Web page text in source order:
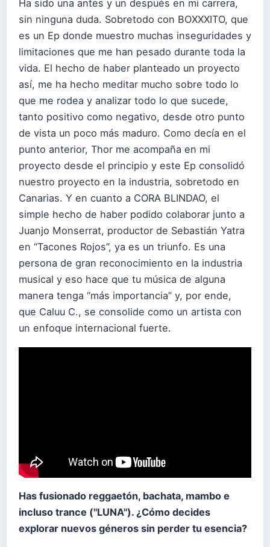
Ha sido una antes y un después en mi carrera,
sin ninguna duda. Sobretodo con BOXXXITO, que
es un Ep donde muestro muchas inseguridades y
limitaciones que me han pesado durante toda la
vida. El hecho de haber planteado un proyecto
así, me ha hecho meditar mucho sobre todo lo
que me rodea y analizar todo lo que sucede,
tanto positivo como negativo, desde otro punto
de vista un poco más maduro. Como decía en el
punto anterior, Thor me acompaña en mi
proyecto desde el principio y este Ep consolidó
nuestro proyecto en la industria, sobretodo en
Canarias. Y en cuanto a CORA BLINDAO, el
simple hecho de haber podido colaborar junto a
Juanjo Monserrat, productor de Sebastián Yatra
en “Tacones Rojos”, ya es un triunfo. Es una
persona de gran reconocimiento en la industria
musical y eso hace que tu música de alguna
manera tenga “más importancia” y, por ende,
que Caluu C., se consolide como un artista con
un enfoque internacional fuerte.
Has fusionado reggaetón, bachata, mambo e
incluso trance ("LUNA"). ¿Cómo decides
explorar nuevos géneros sin perder tu esencia?